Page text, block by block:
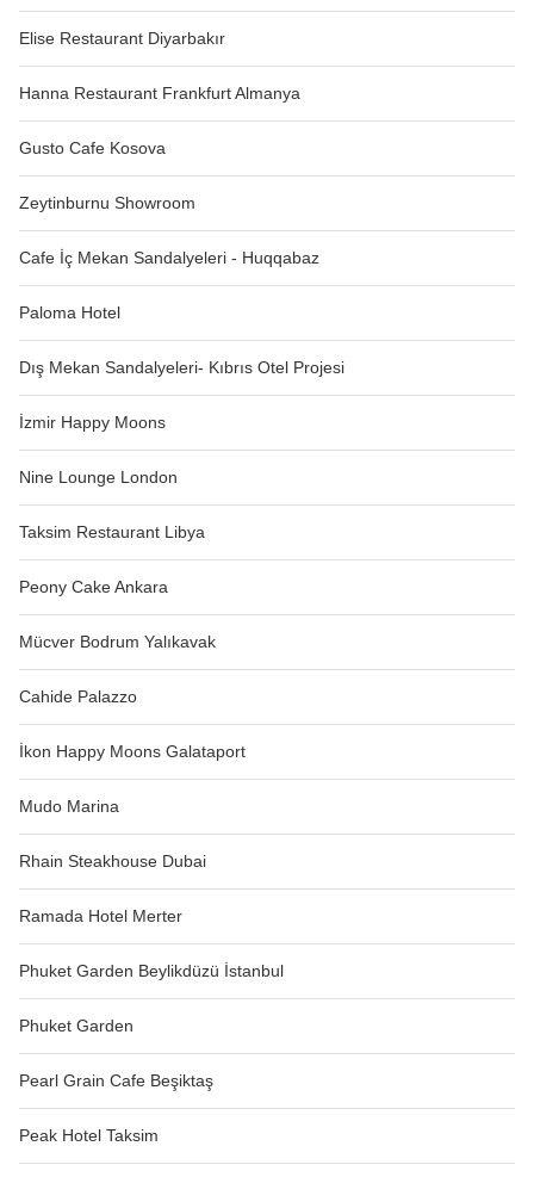
Elise Restaurant Diyarbakır
Hanna Restaurant Frankfurt Almanya
Gusto Cafe Kosova
Zeytinburnu Showroom
Cafe İç Mekan Sandalyeleri - Huqqabaz
Paloma Hotel
Dış Mekan Sandalyeleri- Kıbrıs Otel Projesi
İzmir Happy Moons
Nine Lounge London
Taksim Restaurant Libya
Peony Cake Ankara
Mücver Bodrum Yalıkavak
Cahide Palazzo
İkon Happy Moons Galataport
Mudo Marina
Rhain Steakhouse Dubai
Ramada Hotel Merter
Phuket Garden Beylikdüzü İstanbul
Phuket Garden
Pearl Grain Cafe Beşiktaş
Peak Hotel Taksim